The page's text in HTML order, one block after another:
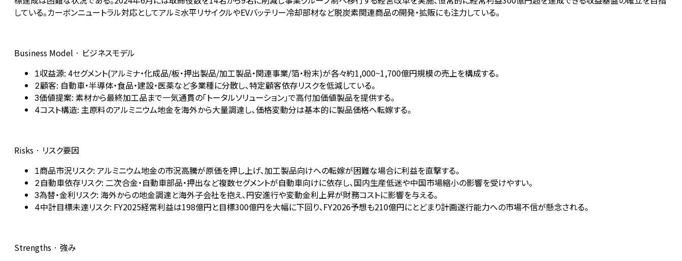
している。カーボンニュートラル対応としてアルミ水平リサイクルやEVバッテリー冷却部材など脱炭素関連商品の開発・拡販にも注力している。
Business Model · ビジネスモデル
1収益源: 4セグメント(アルミナ・化成品/板・押出製品/加工製品・関連事業/箔・粉末)が各々約1,000~1,700億円規模の売上を構成する。
2顧客: 自動車・半導体・食品・建設・医薬など多業種に分散し、特定顧客依存リスクを低減している。
3価値提案: 素材から最終加工品まで一気通貫の「トータルソリューション」で高付加価値製品を提供する。
4コスト構造: 主原料のアルミニウム地金を海外から大量調達し、価格変動分は基本的に製品価格へ転嫁する。
Risks · リスク要因
1商品市況リスク: アルミニウム地金の市況高騰が原価を押し上げ、加工製品向けへの転嫁が困難な場合に利益を直撃する。
2自動車依存リスク: 二次合金・自動車部品・押出など複数セグメントが自動車向けに依存し、国内生産低迷や中国市場縮小の影響を受けやすい。
3為替・金利リスク: 海外からの地金調達と海外子会社を抱え、円安進行や変動金利上昇が財務コストに影響を与える。
4中計目標未達リスク: FY2025経常利益は198億円と目標300億円を大幅に下回り、FY2026予想も210億円にとどまり計画遂行能力への市場不信が懸念される。
Strengths · 強み